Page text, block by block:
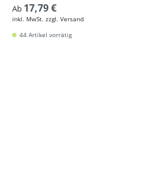
Ab 17,79 €
inkl. MwSt. zzgl. Versand
44 Artikel vorrätig